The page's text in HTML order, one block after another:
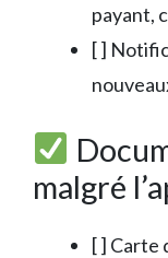
payant,
[ ]
malgré
[ ] Carte